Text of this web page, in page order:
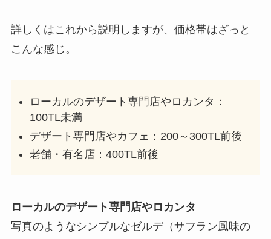
詳しくはこれから説明しますが、価格帯はざっと
こんな感じ。
ローカルのデザート専門店やロカンタ：
100TL未満
デザート専門店やカフェ：200～300TL前後
老舗・有名店：400TL前後
ローカルのデザート専門店やロカンタ
写真のようなシンプルなゼルデ（サフラン風味の